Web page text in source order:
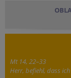
Mt 14, 22–33
Herr, befiehl, dass